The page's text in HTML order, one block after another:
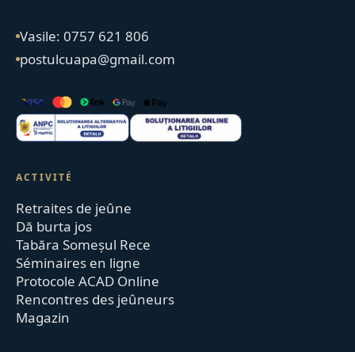
Vasile: 0757 621 806
postulcuapa@gmail.com
ACTIVITÉ
Retraites de jeûne
Dă burta jos
Tabăra Someșul Rece
Séminaires en ligne
Protocole ACAD Online
Rencontres des jeûneurs
Magazin